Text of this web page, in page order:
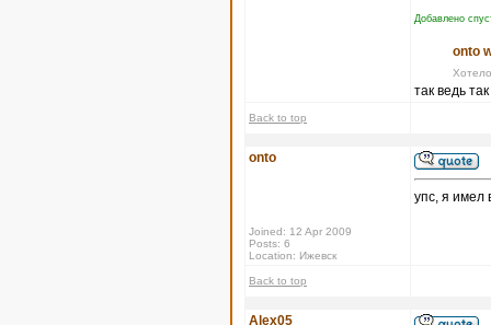
Добавлено
onto
так ведь
Back to top
onto
Joined: 12 Apr 2009
Posts: 6
Location: Ижевск
упс, я имел
Back to top
Alex05